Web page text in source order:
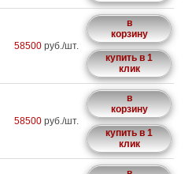
58500 руб./шт.
в
корзину
купить в 1
клик
58500 руб./шт.
в
корзину
купить в 1
клик